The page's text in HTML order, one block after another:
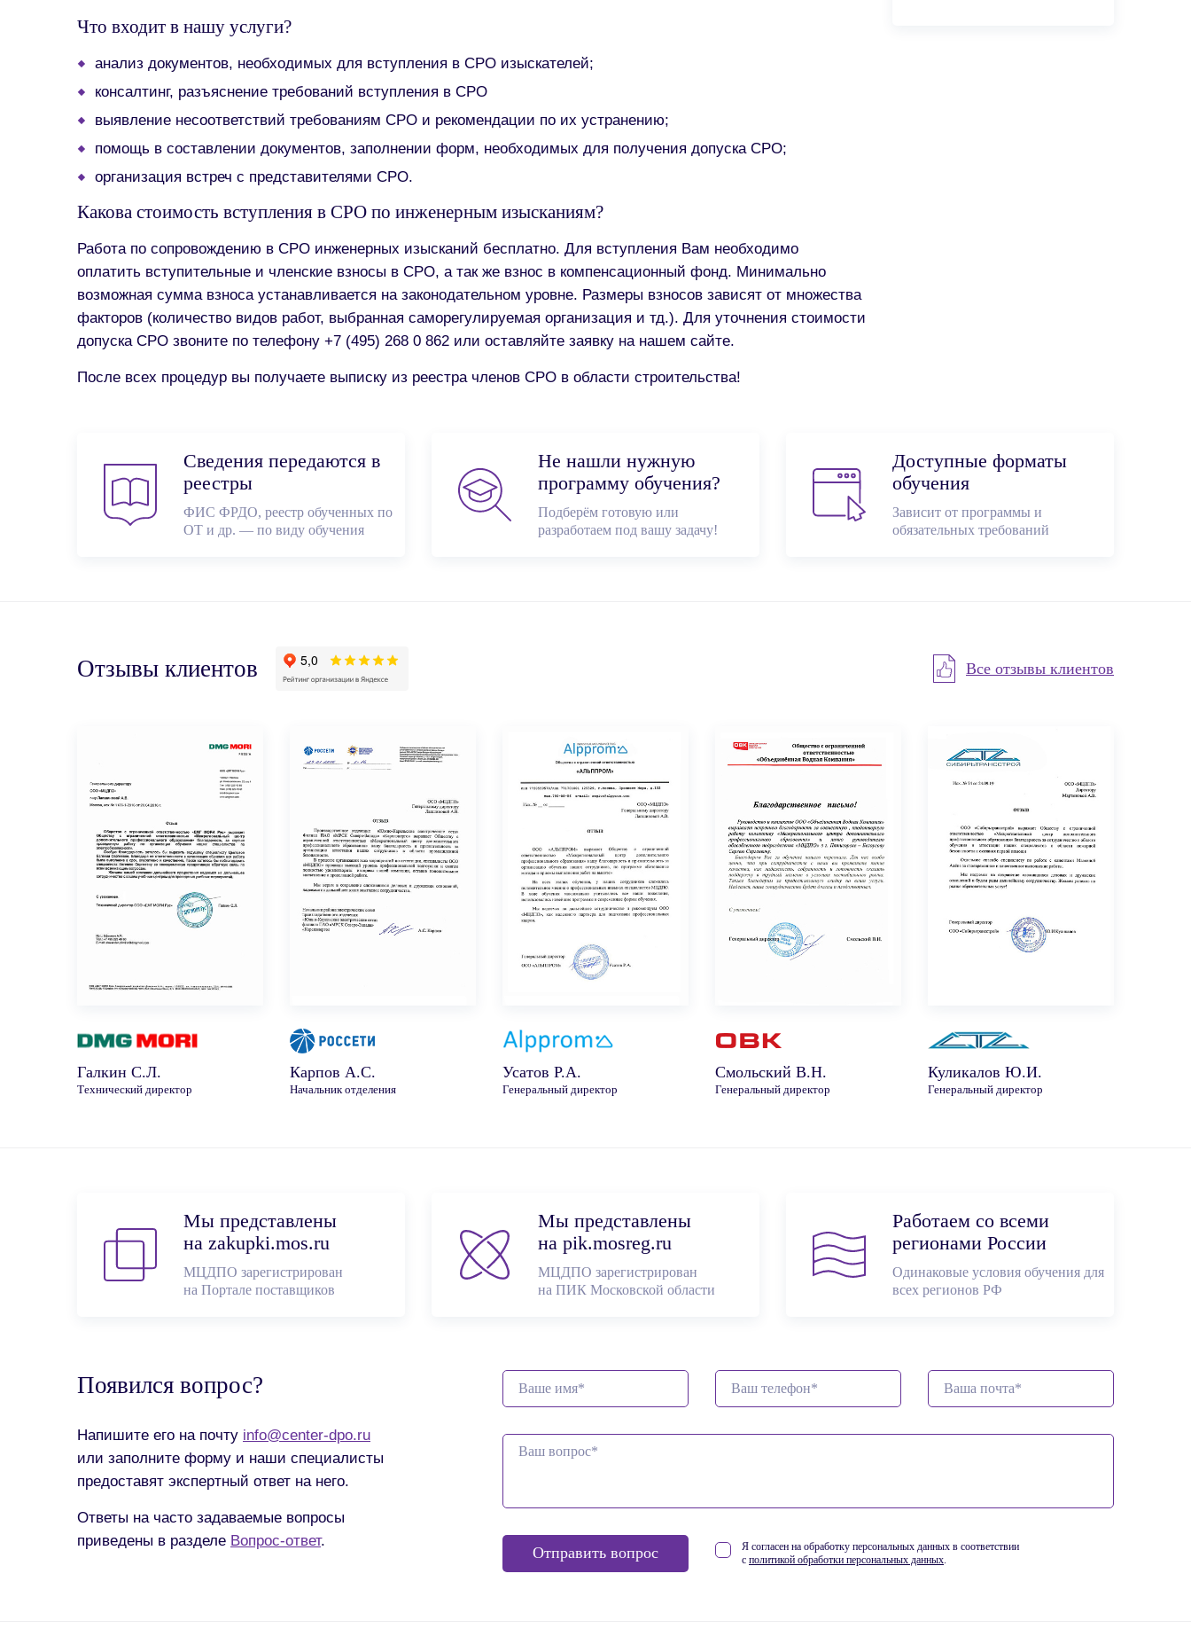
Что входит в нашу услуги?
анализ документов, необходимых для вступления в СРО изыскателей;
консалтинг, разъяснение требований вступления в СРО
выявление несоответствий требованиям СРО и рекомендации по их устранению;
помощь в составлении документов, заполнении форм, необходимых для получения допуска СРО;
организация встреч с представителями СРО.
Какова стоимость вступления в СРО по инженерным изысканиям?
Работа по сопровождению в СРО инженерных изысканий бесплатно. Для вступления Вам необходимо
оплатить вступительные и членские взносы в СРО, а так же взнос в компенсационный фонд. Минимально
возможная сумма взноса устанавливается на законодательном уровне. Размеры взносов зависят от множества
факторов (количество видов работ, выбранная саморегулируемая организация и тд.). Для уточнения стоимости
допуска СРО звоните по телефону +7 (495) 268 0 862 или оставляйте заявку на нашем сайте.
После всех процедур вы получаете выписку из реестра членов СРО в области строительства!
Сведения передаются в
реестры
ФИС ФРДО, реестр обученных по
ОТ и др. — по виду обучения
Не нашли нужную
программу обучения?
Подберём готовую или
разработаем под вашу задачу!
Доступные форматы
обучения
Зависит от программы и
обязательных требований
Отзывы клиентов Все отзывы клиентов
Галкин С.Л.
Технический директор
Карпов А.С.
Начальник отделения
Усатов Р.А.
Генеральный директор
Смольский В.Н.
Генеральный директор
Куликалов Ю.И.
Генеральный директор
Мы представлены
на zakupki.mos.ru
МЦДПО зарегистрирован
на Портале поставщиков
Мы представлены
на pik.mosreg.ru
МЦДПО зарегистрирован
на ПИК Московской области
Работаем со всеми
регионами России
Одинаковые условия обучения для
всех регионов РФ
Появился вопрос?
Напишите его на почту info@center-dpo.ru
или заполните форму и наши специалисты
предоставят экспертный ответ на него.
Ответы на часто задаваемые вопросы
приведены в разделе Вопрос-ответ.
Отправить вопрос
Я согласен на обработку персональных данных в соответствии
с политикой обработки персональных данных.